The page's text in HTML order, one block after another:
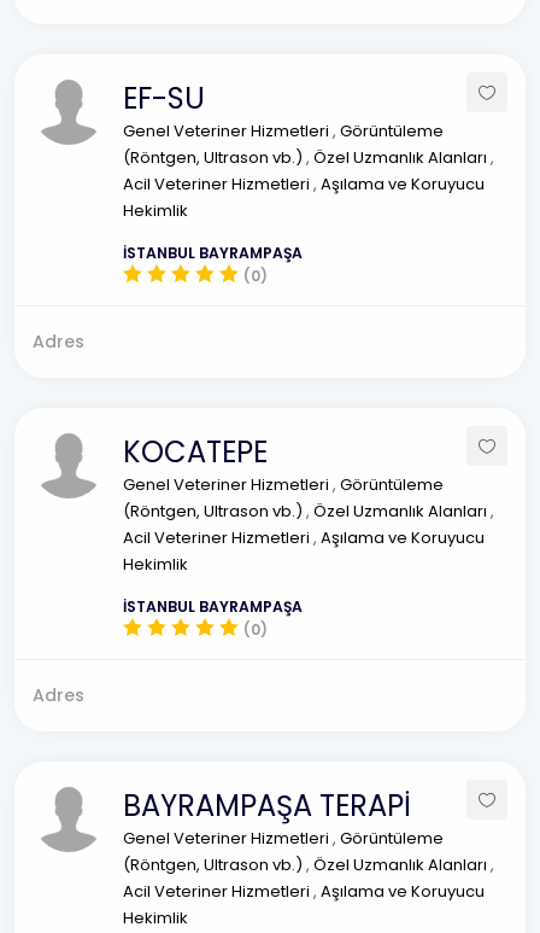
EF-SU
Genel Veteriner Hizmetleri , Görüntüleme
(Röntgen, Ultrason vb.) , Özel Uzmanlık Alanları ,
Acil Veteriner Hizmetleri , Aşılama ve Koruyucu
Hekimlik
İSTANBUL BAYRAMPAŞA
(0)
Adres
KOCATEPE
Genel Veteriner Hizmetleri , Görüntüleme
(Röntgen, Ultrason vb.) , Özel Uzmanlık Alanları ,
Acil Veteriner Hizmetleri , Aşılama ve Koruyucu
Hekimlik
İSTANBUL BAYRAMPAŞA
(0)
Adres
BAYRAMPAŞA TERAPİ
Genel Veteriner Hizmetleri , Görüntüleme
(Röntgen, Ultrason vb.) , Özel Uzmanlık Alanları ,
Acil Veteriner Hizmetleri , Aşılama ve Koruyucu
Hekimlik